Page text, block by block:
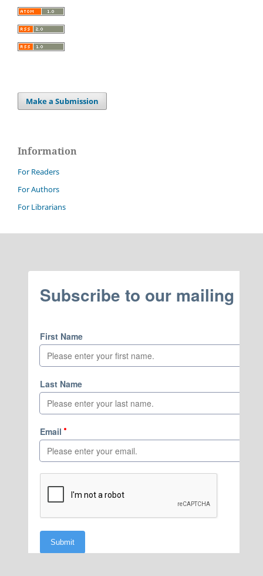
Make a Submission
Information
For Readers
For Authors
For Librarians